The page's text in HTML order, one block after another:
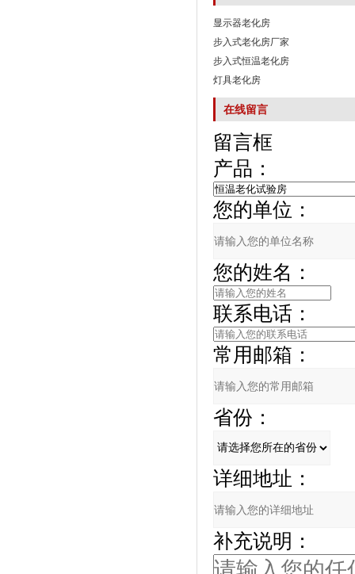
显示器老化房
步入式老化房厂家
步入式恒温老化房
灯具老化房
在线留言
留言框
产品：
您的单位：
您的姓名：
联系电话：
常用邮箱：
省份：
详细地址：
补充说明：